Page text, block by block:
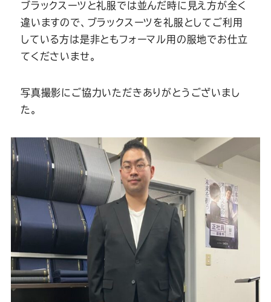
ブラックスーツと礼服では並んだ時に見え方が全く
違いますので、ブラックスーツを礼服としてご利用
している方は是非ともフォーマル用の服地でお仕立
てくださいませ。
写真撮影にご協力いただきありがとうございまし
た。